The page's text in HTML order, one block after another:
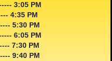
------ 3:05 PM
4:35 PM
5:30 PM
6:05 PM
7:30 PM
9:40 PM